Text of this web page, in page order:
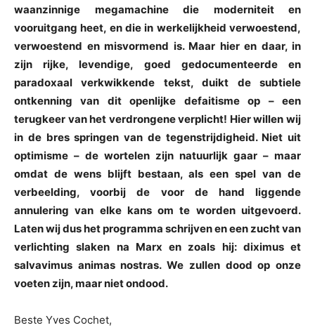
waanzinnige megamachine die moderniteit en
vooruitgang heet, en die in werkelijkheid verwoestend,
verwoestend en misvormend is. Maar hier en daar, in
zijn rijke, levendige, goed gedocumenteerde en
paradoxaal verkwikkende tekst, duikt de subtiele
ontkenning van dit openlijke defaitisme op – een
terugkeer van het verdrongene verplicht! Hier willen wij
in de bres springen van de tegenstrijdigheid. Niet uit
optimisme – de wortelen zijn natuurlijk gaar – maar
omdat de wens blijft bestaan, als een spel van de
verbeelding, voorbij de voor de hand liggende
annulering van elke kans om te worden uitgevoerd.
Laten wij dus het programma schrijven en een zucht van
verlichting slaken na Marx en zoals hij: diximus et
salvavimus animas nostras. We zullen dood op onze
voeten zijn, maar niet ondood.
Beste Yves Cochet,